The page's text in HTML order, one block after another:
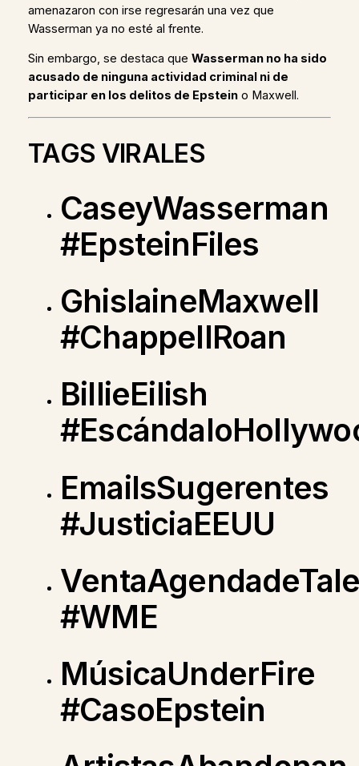
amenazaron con irse regresarán una vez que
Wasserman ya no esté al frente.
Sin embargo, se destaca que Wasserman no ha sido
acusado de ninguna actividad criminal ni de
participar en los delitos de Epsteino Maxwell.
TAGS VIRALES
CaseyWasserman
#EpsteinFiles
GhislaineMaxwell
#ChappellRoan
BillieEilish
EmailsSugerentes
#JusticiaEEUU
#WME
MúsicaUnderFire
#CasoEpstein